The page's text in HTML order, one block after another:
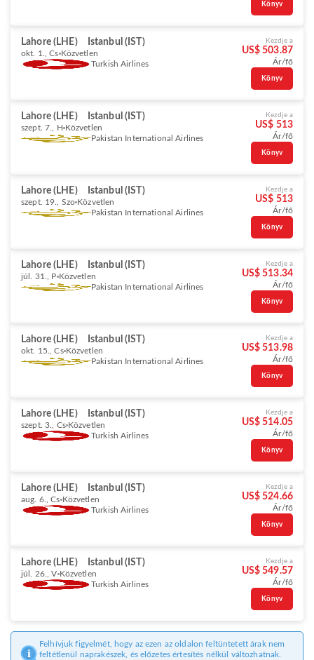
Könyv
Lahore (LHE) Istanbul (IST)
okt. 1., Cs Közvetlen
Turkish Airlines
Kezdje a
US$ 503.87
Ár/fő
Könyv
Lahore (LHE) Istanbul (IST)
szept. 7., H Közvetlen
Pakistan International Airlines
Kezdje a
US$ 513
Ár/fő
Könyv
Lahore (LHE) Istanbul (IST)
szept. 19., Szo Közvetlen
Pakistan International Airlines
Kezdje a
US$ 513
Ár/fő
Könyv
Lahore (LHE) Istanbul (IST)
júl. 31., P Közvetlen
Pakistan International Airlines
Kezdje a
US$ 513.34
Ár/fő
Könyv
Lahore (LHE) Istanbul (IST)
okt. 15., Cs Közvetlen
Pakistan International Airlines
Kezdje a
US$ 513.98
Ár/fő
Könyv
Lahore (LHE) Istanbul (IST)
szept. 3., Cs Közvetlen
Turkish Airlines
Kezdje a
US$ 514.05
Ár/fő
Könyv
Lahore (LHE) Istanbul (IST)
aug. 6., Cs Közvetlen
Turkish Airlines
Kezdje a
US$ 524.66
Ár/fő
Könyv
Lahore (LHE) Istanbul (IST)
júl. 26., V Közvetlen
Turkish Airlines
Kezdje a
US$ 549.57
Ár/fő
Könyv
Felhívjuk figyelmét, hogy az ezen az oldalon feltüntetett árak nem
feltétlenül naprakészek, és előzetes értesítés nélkül változhatnak.